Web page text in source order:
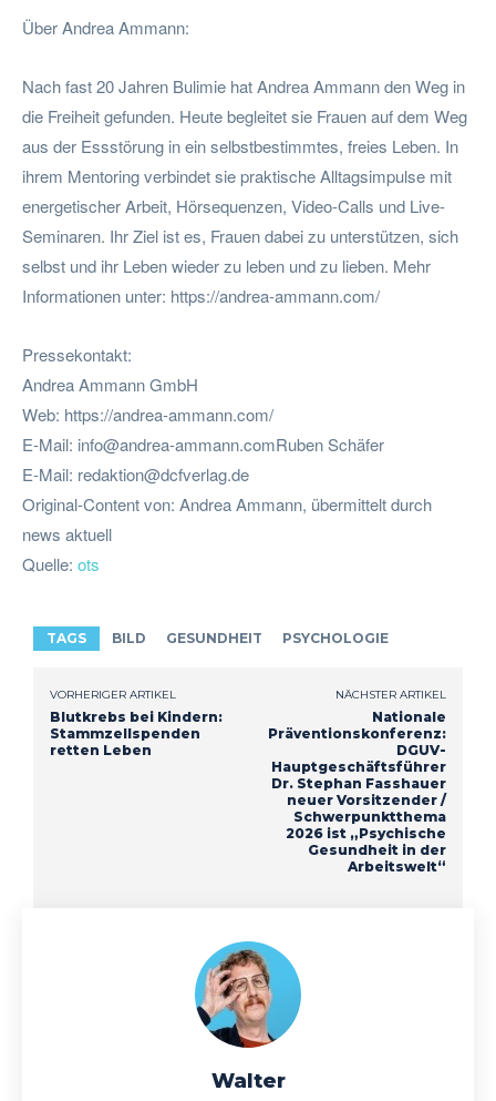
Über Andrea Ammann:
Nach fast 20 Jahren Bulimie hat Andrea Ammann den Weg in
die Freiheit gefunden. Heute begleitet sie Frauen auf dem Weg
aus der Essstörung in ein selbstbestimmtes, freies Leben. In
ihrem Mentoring verbindet sie praktische Alltagsimpulse mit
energetischer Arbeit, Hörsequenzen, Video-Calls und Live-
Seminaren. Ihr Ziel ist es, Frauen dabei zu unterstützen, sich
selbst und ihr Leben wieder zu leben und zu lieben. Mehr
Informationen unter: https://andrea-ammann.com/
Pressekontakt:
Andrea Ammann GmbH
Web: https://andrea-ammann.com/
E-Mail: info@andrea-ammann.comRubenSchäfer
E-Mail: redaktion@dcfverlag.de
Original-Content von: Andrea Ammann, übermittelt durch
news aktuell
Quelle: ots
TAGS BILD GESUNDHEIT PSYCHOLOGIE
VORHERIGER ARTIKEL
Blutkrebs bei Kindern:
Stammzellspenden
retten Leben
NÄCHSTER ARTIKEL
Nationale
Präventionskonferenz:
DGUV-
Hauptgeschäftsführer
Dr. Stephan Fasshauer
neuer Vorsitzender /
Schwerpunktthema
2026 ist „Psychische
Gesundheit in der
Arbeitswelt“
Walter